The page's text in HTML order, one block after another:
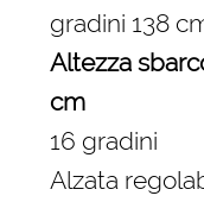
gradini 138
Altezza
cm
16 gradini
Alzata